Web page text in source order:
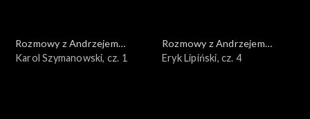
Rozmowy z Andrzejem
Doboszem
Karol Szymanowski, cz. 1
Rozmowy z Andrzejem
Doboszem
Eryk Lipiński, cz. 4